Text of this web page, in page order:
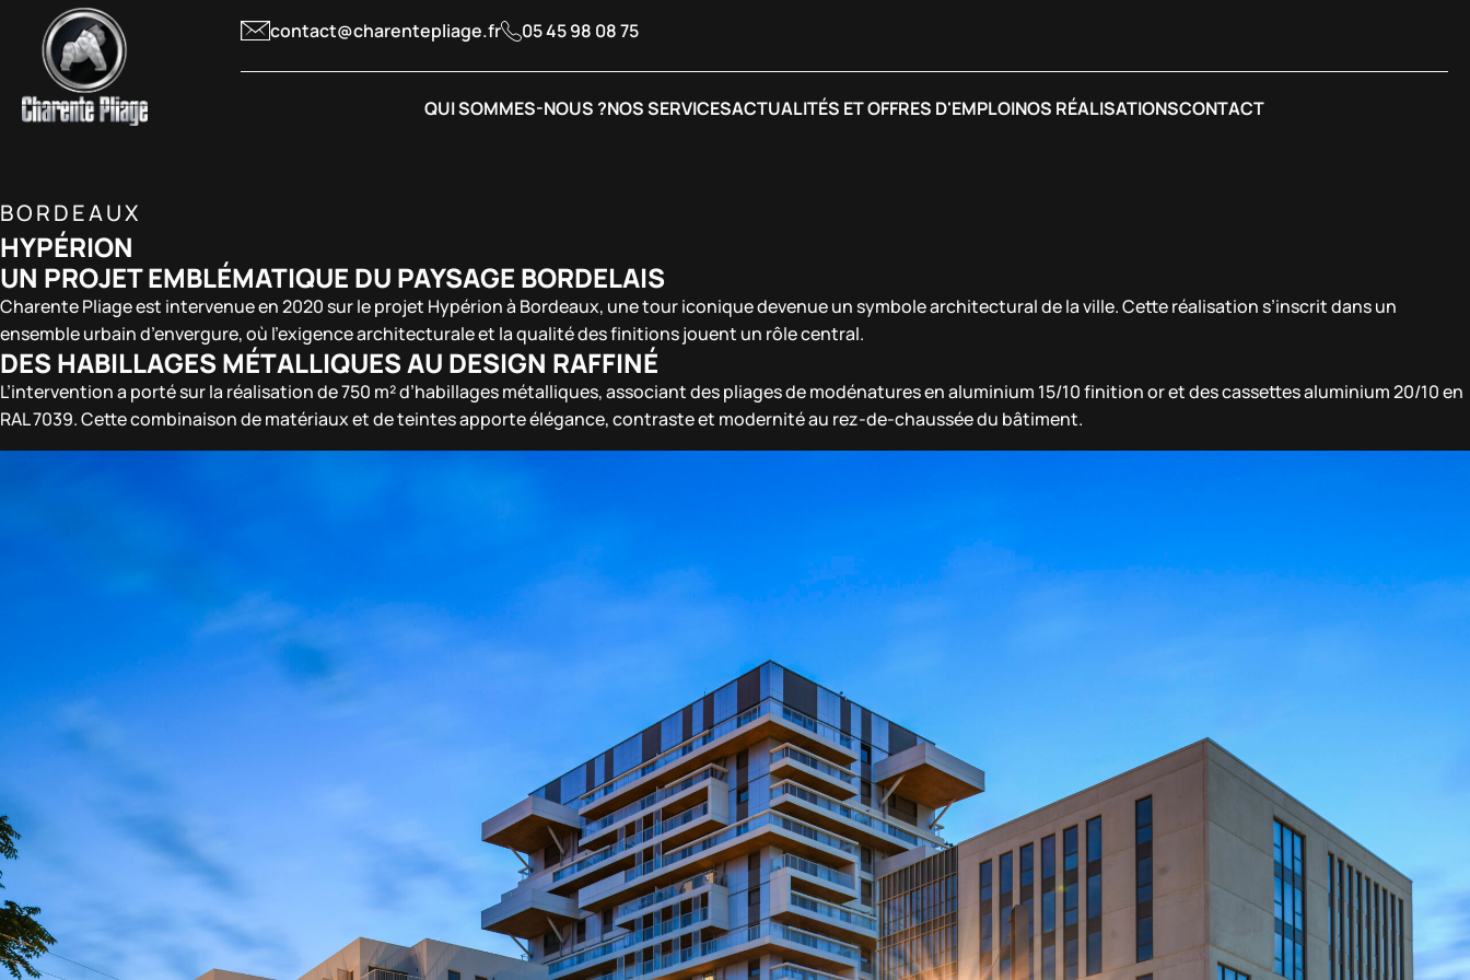
QUI SOMMES-NOUS ?NOS SERVICESACTUALITÉS ET OFFRES D'EMPLOINOS RÉALISATIONSCONTACT
contact@charentepliage.fr 05 45 98 08 75
BORDEAUX
HYPÉRION
UN PROJET EMBLÉMATIQUE DU PAYSAGE BORDELAIS
Charente Pliage est intervenue en 2020 sur le projet Hypérion à Bordeaux, une tour iconique devenue un symbole architectural de la ville. Cette réalisation s’inscrit dans un
ensemble urbain d’envergure, où l’exigence architecturale et la qualité des finitions jouent un rôle central.
DES HABILLAGES MÉTALLIQUES AU DESIGN RAFFINÉ
L’intervention a porté sur la réalisation de 750 m² d’habillages métalliques, associant des pliages de modénatures en aluminium 15/10 finition or et des cassettes aluminium 20/10 en
RAL 7039. Cette combinaison de matériaux et de teintes apporte élégance, contraste et modernité au rez-de-chaussée du bâtiment.